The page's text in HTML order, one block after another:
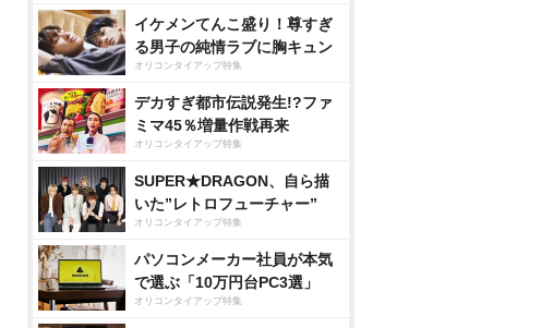
イケメンてんこ盛り！尊すぎ
る男子の純情ラブに胸キュン
オリコンタイアップ特集
デカすぎ都市伝説発生!?ファ
ミマ45％増量作戦再来
オリコンタイアップ特集
SUPER★DRAGON、自ら描
いた”レトロフューチャー”
オリコンタイアップ特集
パソコンメーカー社員が本気
で選ぶ「10万円台PC3選」
オリコンタイアップ特集